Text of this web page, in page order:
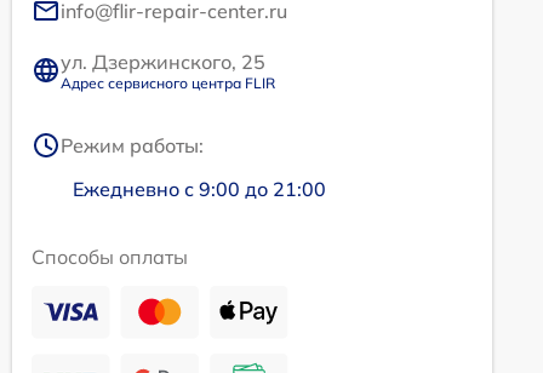
info@flir-repair-center.ru
ул. Дзержинского, 25
Адрес сервисного центра FLIR
Режим работы:
Ежедневно с 9:00 до 21:00
Способы оплаты